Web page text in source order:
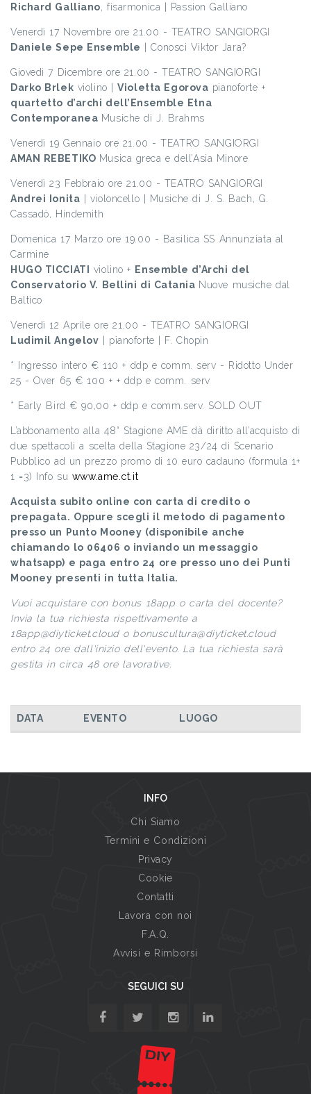
Richard Galliano , fisarmonica | Passion Galliano
Venerdì 17 Novembre ore 21.00 - TEATRO SANGIORGI
Daniele Sepe Ensemble
| Conosci Viktor Jara?
Giovedì 7 Dicembre ore 21.00 - TEATRO SANGIORGI
Darko Brlek violino |Violetta Egorova pianoforte +
quartetto d’archi dell’Ensemble Etna
Contemporanea Musiche di J. Brahms
Venerdì 19 Gennaio ore 21.00 - TEATRO SANGIORGI
AMAN REBETIKO Musica greca e dell’Asia Minore
Venerdì 23 Febbraio ore 21.00 - TEATRO SANGIORGI
Andrei Ionita | violoncello | Musiche di J. S. Bach, G.
Cassadò, Hindemith
Domenica 17 Marzo ore 19.00 - Basilica SS Annunziata al
Carmine
HUGO TICCIATI
violino + Ensemble d’Archi del
Conservatorio V. Bellini di Catania Nuove musiche dal
Baltico
Venerdì 12 Aprile ore 21.00 - TEATRO SANGIORGI
Ludimil Angelov | pianoforte | F. Chopin
* Ingresso intero € 110 + ddp e comm. serv - Ridotto Under
25 - Over 65 € 100 + + ddp e comm. serv
* Early Bird € 90,00 + ddp e comm.serv. SOLD OUT
L’abbonamento alla 48° Stagione AME dà diritto all’acquisto di
due spettacoli a scelta della Stagione 23/24 di Scenario
Pubblico ad un prezzo promo di 10 euro cadauno (formula 1+
1 =3) Info su www.ame.ct.it
Acquista subito online con carta di credito o
prepagata. Oppure scegli il metodo di pagamento
presso un Punto Mooney (disponibile anche
chiamando lo 06406 o inviando un messaggio
whatsapp) e paga entro 24 ore presso uno dei Punti
Mooney presenti in tutta Italia.
Vuoi acquistare con bonus 18app o carta del docente?
Invia la tua richiesta rispettivamente a
18app@diyticket.cloud o bonuscultura@diyticket.cloud
entro 24 ore dall'inizio dell'evento. La tua richiesta sarà
gestita in circa 48 ore lavorative.
DATA EVENTO LUOGO
INFO
Chi Siamo
Termini e Condizioni
Privacy
Cookie
Contatti
Lavora con noi
F.A.Q.
Avvisi e Rimborsi
SEGUICI SU